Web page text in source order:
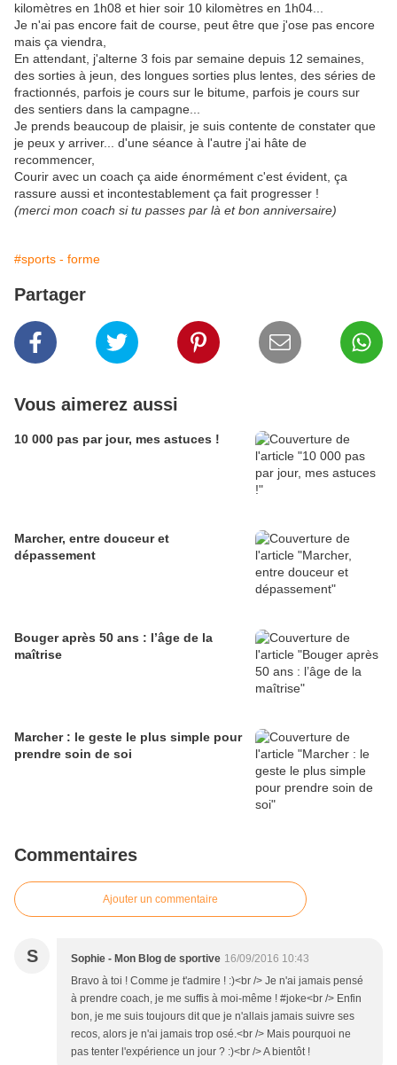
kilomètres en 1h08 et hier soir 10 kilomètres en 1h04...
Je n'ai pas encore fait de course, peut être que j'ose pas encore
mais ça viendra,
En attendant, j'alterne 3 fois par semaine depuis 12 semaines,
des sorties à jeun, des longues sorties plus lentes, des séries de
fractionnés, parfois je cours sur le bitume, parfois je cours sur
des sentiers dans la campagne...
Je prends beaucoup de plaisir, je suis contente de constater que
je peux y arriver... d'une séance à l'autre j'ai hâte de
recommencer,
Courir avec un coach ça aide énormément c'est évident, ça
rassure aussi et incontestablement ça fait progresser !
(merci mon coach si tu passes par là et bon anniversaire)
#sports - forme
Partager
Vous aimerez aussi
10 000 pas par jour, mes astuces !
Marcher, entre douceur et
dépassement
Bouger après 50 ans : l’âge de la
maîtrise
Marcher : le geste le plus simple pour
prendre soin de soi
Commentaires
Ajouter un commentaire
S Sophie - Mon Blog de sportive 16/09/2016 10:43
Bravo à toi ! Comme je t'admire ! :)<br /> Je n'ai jamais pensé
à prendre coach, je me suffis à moi-même ! #joke<br /> Enfin
bon, je me suis toujours dit que je n'allais jamais suivre ses
recos, alors je n'ai jamais trop osé.<br /> Mais pourquoi ne
pas tenter l'expérience un jour ? :)<br /> A bientôt !